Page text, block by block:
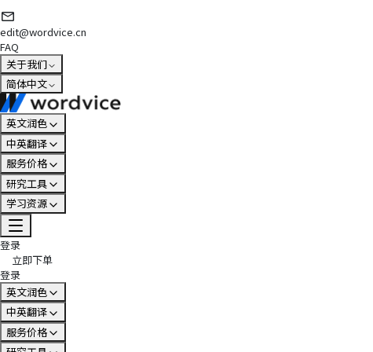
edit@wordvice.cn
FAQ
关于我们
简体中文
英文润色
中英翻译
服务价格
研究工具
学习资源
登录
立即下单
登录
英文润色
中英翻译
服务价格